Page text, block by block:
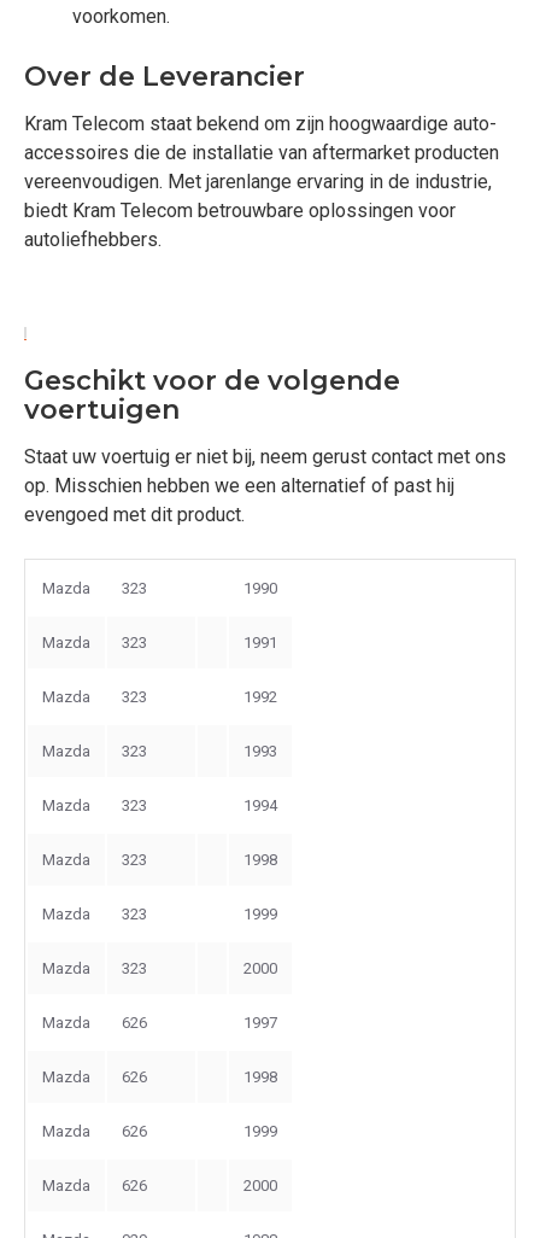
voorkomen.
Over de Leverancier
Kram Telecom staat bekend om zijn hoogwaardige auto-
accessoires die de installatie van aftermarket producten
vereenvoudigen. Met jarenlange ervaring in de industrie,
biedt Kram Telecom betrouwbare oplossingen voor
autoliefhebbers.
Geschikt voor de volgende
voertuigen
Staat uw voertuig er niet bij, neem gerust contact met ons
op. Misschien hebben we een alternatief of past hij
evengoed met dit product.
Mazda 323 1990
Mazda 323 1991
Mazda 323 1992
Mazda 323 1993
Mazda 323 1994
Mazda 323 1998
Mazda 323 1999
Mazda 323 2000
Mazda 626 1997
Mazda 626 1998
Mazda 626 1999
Mazda 626 2000